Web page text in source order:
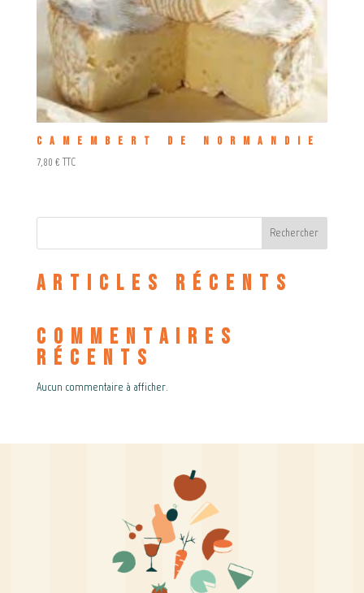
Camembert de Normandie
7,80 € TTC
Rechercher
Articles récents
Commentaires
récents
Aucun commentaire à afficher.